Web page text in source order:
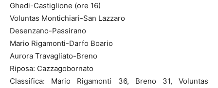
Ghedi-Castiglione (ore 16)
Voluntas Montichiari-San Lazzaro
Desenzano-Passirano
Mario Rigamonti-Darfo Boario
Aurora Travagliato-Breno
Riposa: Cazzagobornato
Classifica: Mario Rigamonti 36, Breno 31, Voluntas